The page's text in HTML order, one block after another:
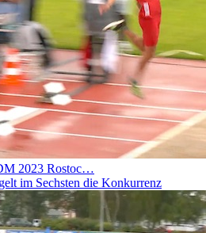
2023 Rostoc…
im Sechsten die Konkurrenz